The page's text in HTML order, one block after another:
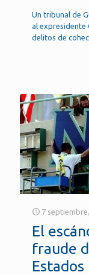
Un tribunal de
al expresidente
delitos de
7
El
fraude
Estados